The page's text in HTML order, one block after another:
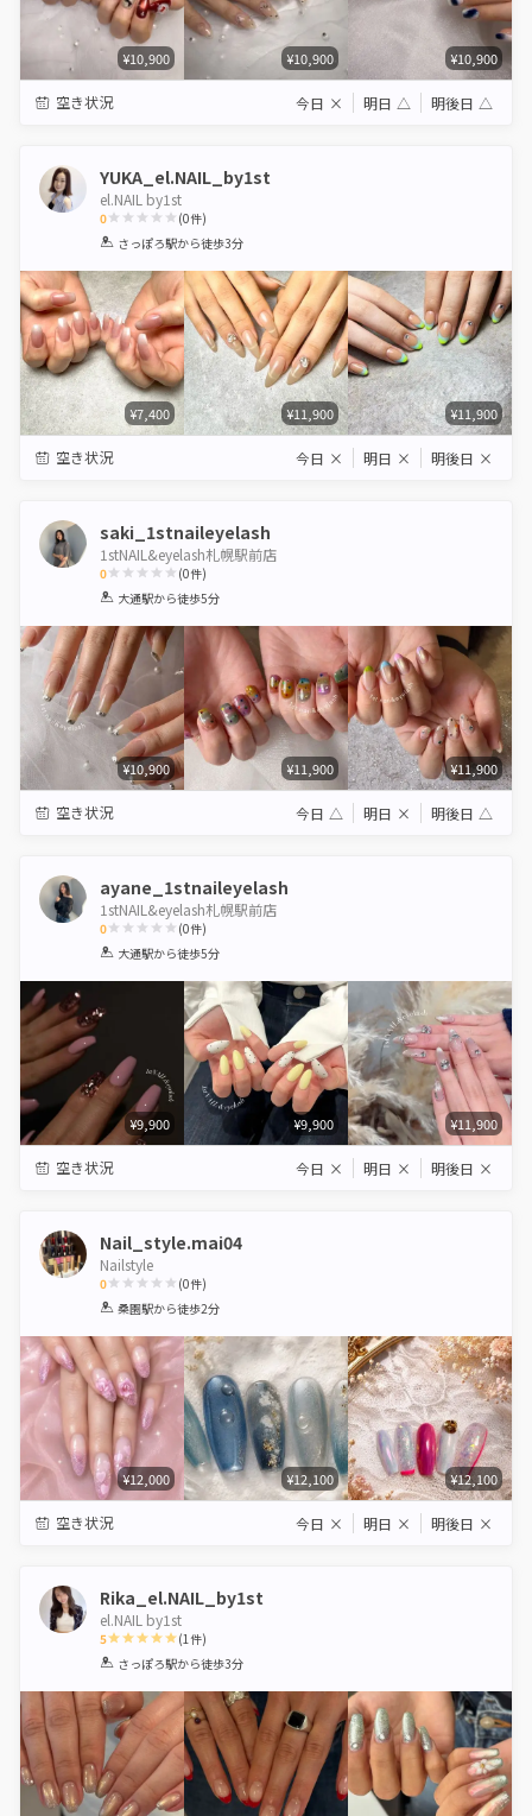
¥10,900 ¥10,900 ¥10,900
空き状況 今日 × 明日 △ 明後日 △
YUKA_el.NAIL_by1st
el.NAIL by1st
0
1 2 3 4 5
(0件)
さっぽろ駅から徒歩3分
¥7,400 ¥11,900 ¥11,900
空き状況 今日 × 明日 × 明後日 ×
saki_1stnaileyelash
1stNAIL&eyelash札幌駅前店
0
1 2 3 4 5
(0件)
大通駅から徒歩5分
¥10,900 ¥11,900 ¥11,900
空き状況 今日 △ 明日 × 明後日 △
ayane_1stnaileyelash
1stNAIL&eyelash札幌駅前店
0
1 2 3 4 5
(0件)
大通駅から徒歩5分
¥9,900 ¥9,900 ¥11,900
空き状況 今日 × 明日 × 明後日 ×
Nail_style.mai04
Nailstyle
0
1 2 3 4 5
(0件)
桑園駅から徒歩2分
¥12,000 ¥12,100 ¥12,100
空き状況 今日 × 明日 × 明後日 ×
Rika_el.NAIL_by1st
el.NAIL by1st
5
1 2 3 4 5
(1件)
さっぽろ駅から徒歩3分